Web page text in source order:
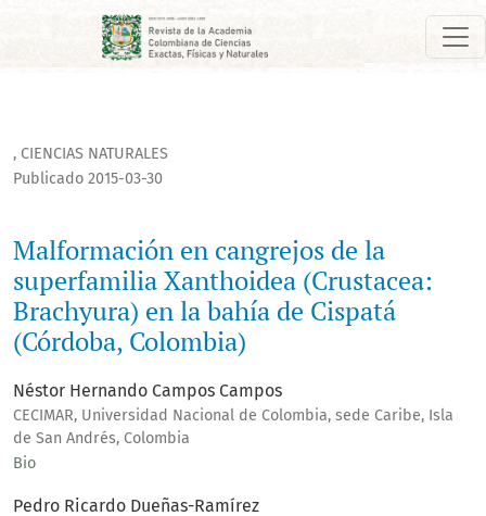
Malformación en cangrejos de la superfamilia Xanthoidea
, CIENCIAS NATURALES
Malformación en cangrejos de la
superfamilia Xanthoidea (Crustacea:
Brachyura) en la bahía de Cispatá
(Córdoba, Colombia)
Publicado 2015-03-30
Néstor Hernando Campos Campos
CECIMAR, Universidad Nacional de Colombia, sede Caribe, Isla
de San Andrés, Colombia
Bio
Pedro Ricardo Dueñas-Ramírez